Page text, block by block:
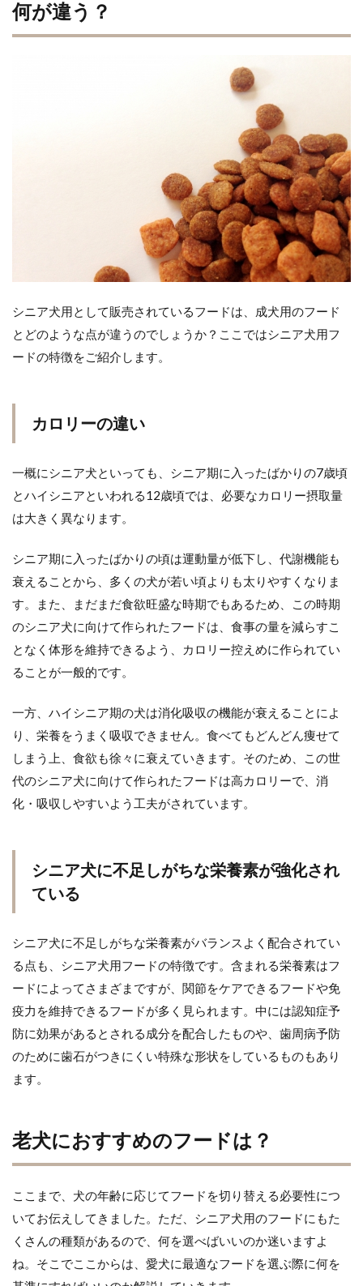
何が違う？
シニア犬用として販売されているフードは、成犬用のフード
とどのような点が違うのでしょうか？ここではシニア犬用フ
ードの特徴をご紹介します。
カロリーの違い
一概にシニア犬といっても、シニア期に入ったばかりの7歳頃
とハイシニアといわれる12歳頃では、必要なカロリー摂取量
は大きく異なります。
シニア期に入ったばかりの頃は運動量が低下し、代謝機能も
衰えることから、多くの犬が若い頃よりも太りやすくなりま
す。また、まだまだ食欲旺盛な時期でもあるため、この時期
のシニア犬に向けて作られたフードは、食事の量を減らすこ
となく体形を維持できるよう、カロリー控えめに作られてい
ることが一般的です。
一方、ハイシニア期の犬は消化吸収の機能が衰えることによ
り、栄養をうまく吸収できません。食べてもどんどん痩せて
しまう上、食欲も徐々に衰えていきます。そのため、この世
代のシニア犬に向けて作られたフードは高カロリーで、消
化・吸収しやすいよう工夫がされています。
シニア犬に不足しがちな栄養素が強化され
ている
シニア犬に不足しがちな栄養素がバランスよく配合されてい
る点も、シニア犬用フードの特徴です。含まれる栄養素はフ
ードによってさまざまですが、関節をケアできるフードや免
疫力を維持できるフードが多く見られます。中には認知症予
防に効果があるとされる成分を配合したものや、歯周病予防
のために歯石がつきにくい特殊な形状をしているものもあり
ます。
老犬におすすめのフードは？
ここまで、犬の年齢に応じてフードを切り替える必要性につ
いてお伝えしてきました。ただ、シニア犬用のフードにもた
くさんの種類があるので、何を選べばいいのか迷いますよ
ね。そこでここからは、愛犬に最適なフードを選ぶ際に何を